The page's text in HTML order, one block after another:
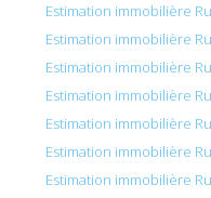
Estimation immobilière
Estimation immobilière
Estimation immobilière
Estimation immobilière
Estimation immobilière
Estimation immobilière
Estimation immobilière